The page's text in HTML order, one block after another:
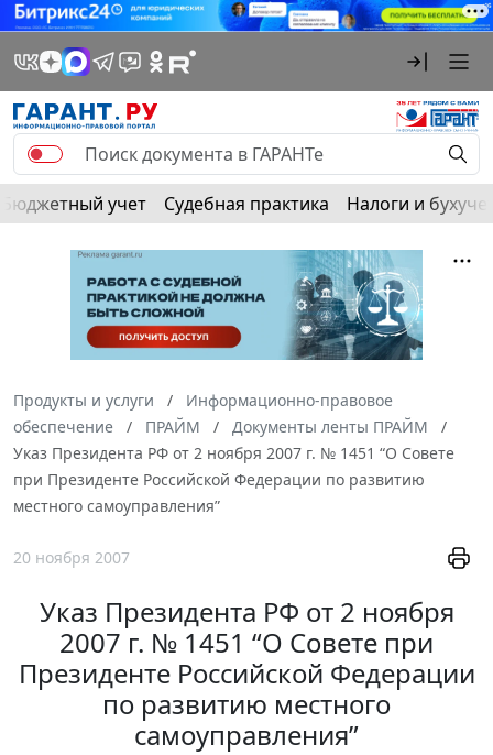
Бюджетный учет Судебная практика Налоги и
Продукты и услуги
Информационно-правовое
обеспечение
ПРАЙМ
Документы ленты ПРАЙМ
Указ Президента РФ от 2 ноября 2007 г. № 1451 “О Совете
при Президенте Российской Федерации по развитию
местного самоуправления”
20 ноября 2007
Указ Президента РФ от 2 ноября
2007 г. № 1451 “О Совете при
Президенте Российской Федерации
по развитию местного
самоуправления”